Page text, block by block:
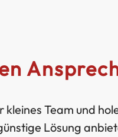
Team und
Lösung